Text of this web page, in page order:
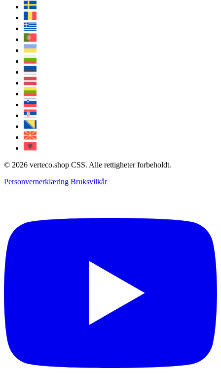
© 2026 verteco.shop CSS. Alle rettigheter forbeholdt.
Personvernerklæring Bruksvilkår